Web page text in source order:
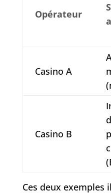
Opérateur
Casino A
Casino B
Ces deux